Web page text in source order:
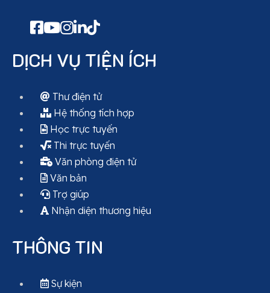
DỊCH VỤ TIỆN ÍCH
Thư điện tử
Hệ thống tích hợp
Học trực tuyến
Thi trực tuyến
Văn phòng điện tử
Văn bản
Trợ giúp
Nhận diện thương hiệu
THÔNG TIN
Sự kiện